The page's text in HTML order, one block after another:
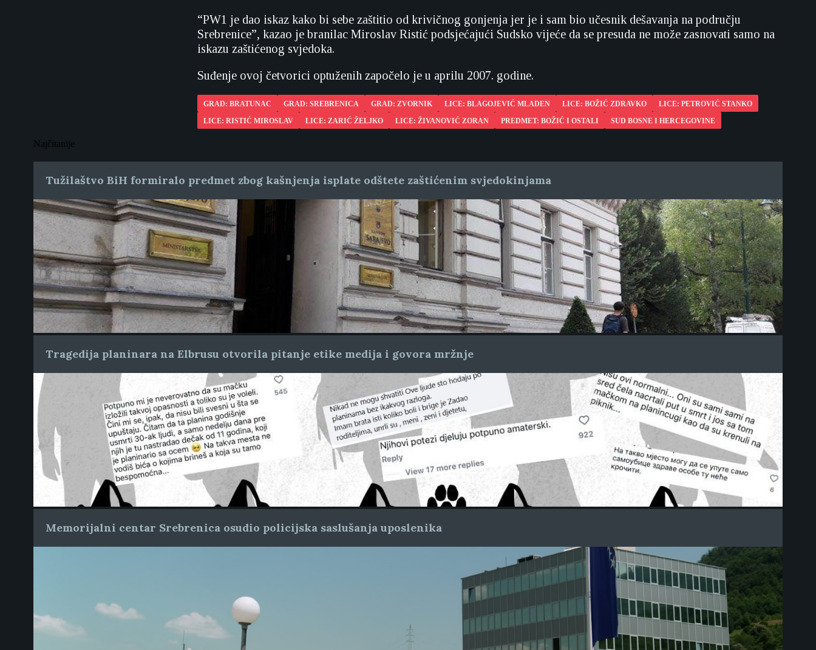
“PW1 je dao iskaz kako bi sebe zaštitio od krivičnog gonjenja jer je i sam bio učesnik dešavanja na području
Srebrenice”, kazao je branilac Miroslav Ristić podsjećajući Sudsko vijeće da se presuda ne može zasnovati samo na
iskazu zaštićenog svjedoka.
Suđenje ovoj četvorici optuženih započelo je u aprilu 2007. godine.
GRAD: BRATUNAC GRAD: SREBRENICA GRAD: ZVORNIK LICE: BLAGOJEVIĆ MLADEN LICE: BOŽIĆ ZDRAVKO
LICE: PETROVIĆ STANKO
LICE: RISTIĆ MIROSLAV
LICE: ZARIĆ ŽELJKO LICE: ŽIVANOVIĆ ZORAN PREDMET: BOŽIĆ I OSTALI SUD BOSNE I HERCEGOVINE
Najčitanije
Tužilaštvo BiH formiralo predmet zbog kašnjenja isplate odštete zaštićenim svjedokinjama
Tragedija planinara na Elbrusu otvorila pitanje etike medija i govora mržnje
Memorijalni centar Srebrenica osudio policijska saslušanja uposlenika